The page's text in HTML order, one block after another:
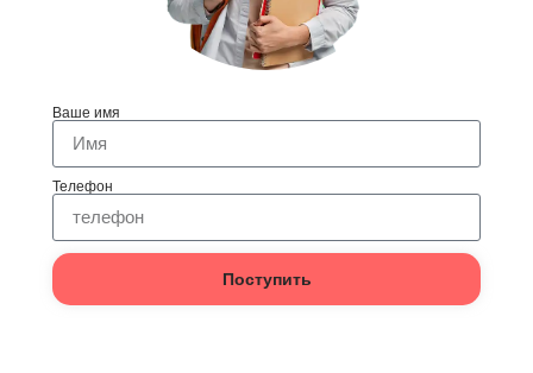
Ваше имя
Телефон
Поступить